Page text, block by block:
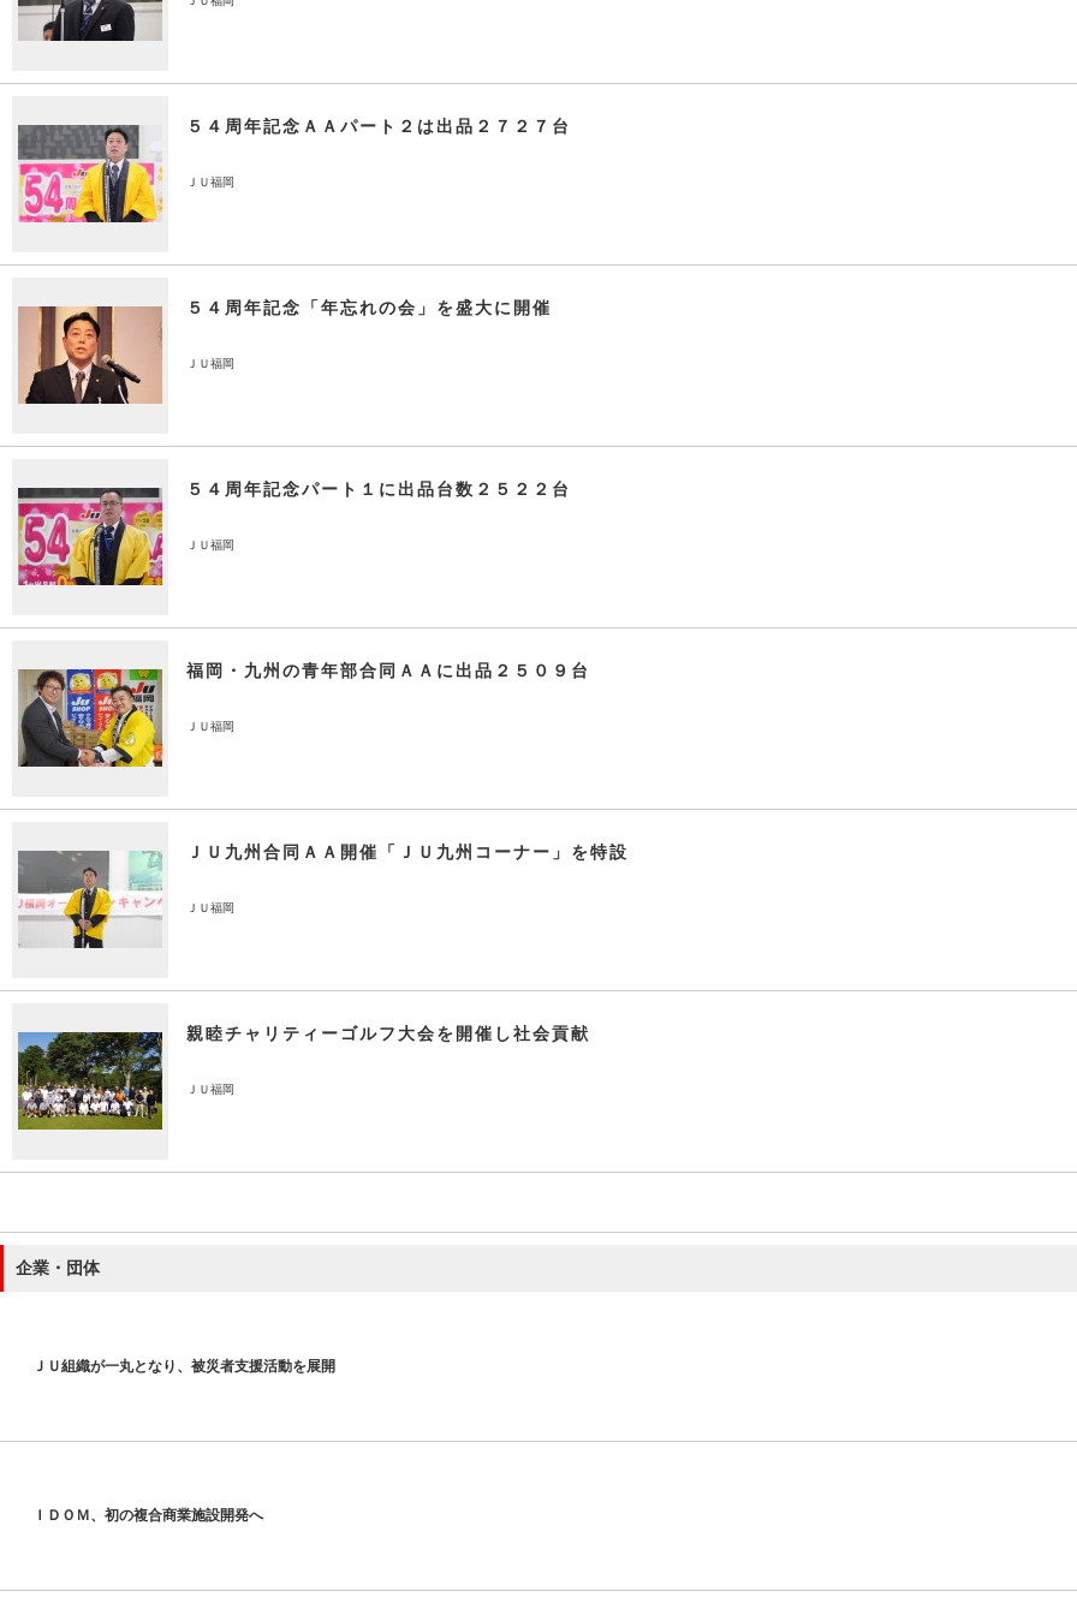
５４周年記念ＡＡパート２は出品２７２７台
ＪＵ福岡
５４周年記念「年忘れの会」を盛大に開催
ＪＵ福岡
５４周年記念パート１に出品台数２５２２台
ＪＵ福岡
福岡・九州の青年部合同ＡＡに出品２５０９台
ＪＵ福岡
ＪＵ九州合同ＡＡ開催「ＪＵ九州コーナー」を特設
ＪＵ福岡
親睦チャリティーゴルフ大会を開催し社会貢献
ＪＵ福岡
企業・団体
ＪＵ組織が一丸となり、被災者支援活動を展開
ＩＤＯＭ、初の複合商業施設開発へ